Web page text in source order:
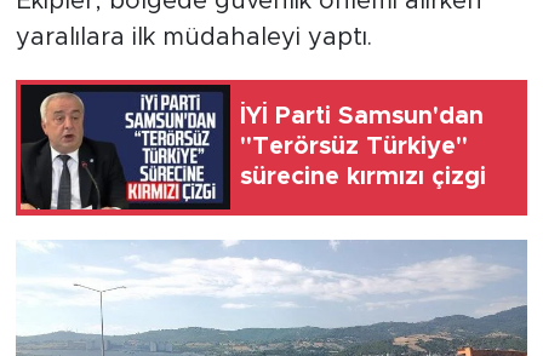
yaralılara ilk müdahaleyi yaptı.
İYİ Parti Samsun'dan
"Terörsüz Türkiye"
sürecine kırmızı çizgi